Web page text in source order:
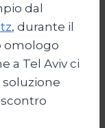
dal
, durante il
omologo
a Tel Aviv ci